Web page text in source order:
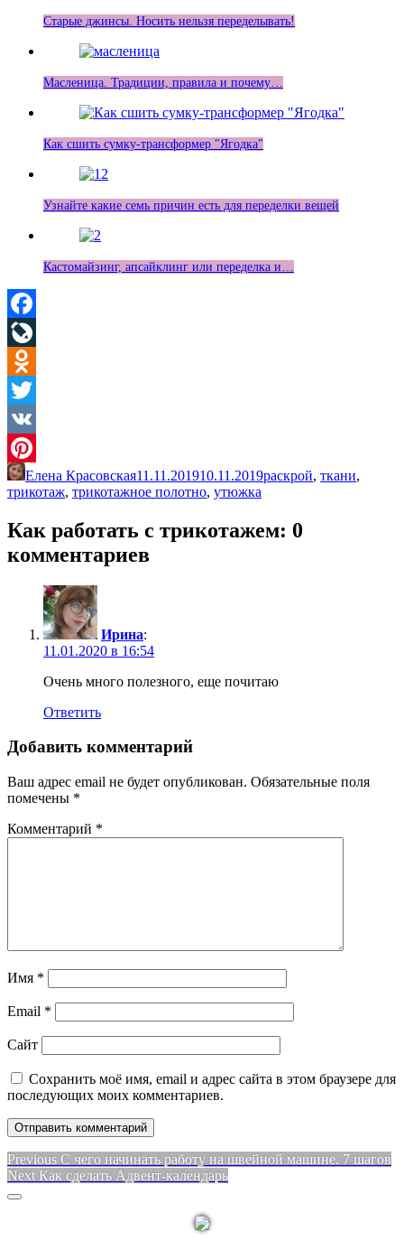
Старые джинсы. Носить нельзя переделывать!
Масленица. Традиции, правила и почему…
Как сшить сумку-трансформер "Ягодка"
Узнайте какие семь причин есть для переделки вещей
Кастомайзинг, апсайклинг или переделка и…
Facebook
LiveJournal
Odnoklassniki
Twitter
VK
Pinterest
Елена Красовская11.11.201910.11.2019раскрой, ткани,
трикотаж, трикотажное полотно, утюжка
Как работать с трикотажем: 0
комментариев
Ирина:
11.01.2020 в 16:54
Очень много полезного, еще почитаю
Ответить
Добавить комментарий
Ваш адрес email не будет опубликован. Обязательные поля
помечены *
Комментарий *
Имя *
Email *
Сайт
Сохранить моё имя, email и адрес сайта в этом браузере для
последующих моих комментариев.
Навигация
по
Previous Previous
post:
С чего начинать работу на швейной машине. 7 шагов
Next Next
Как сделать Адвент-календарь
Sidebar